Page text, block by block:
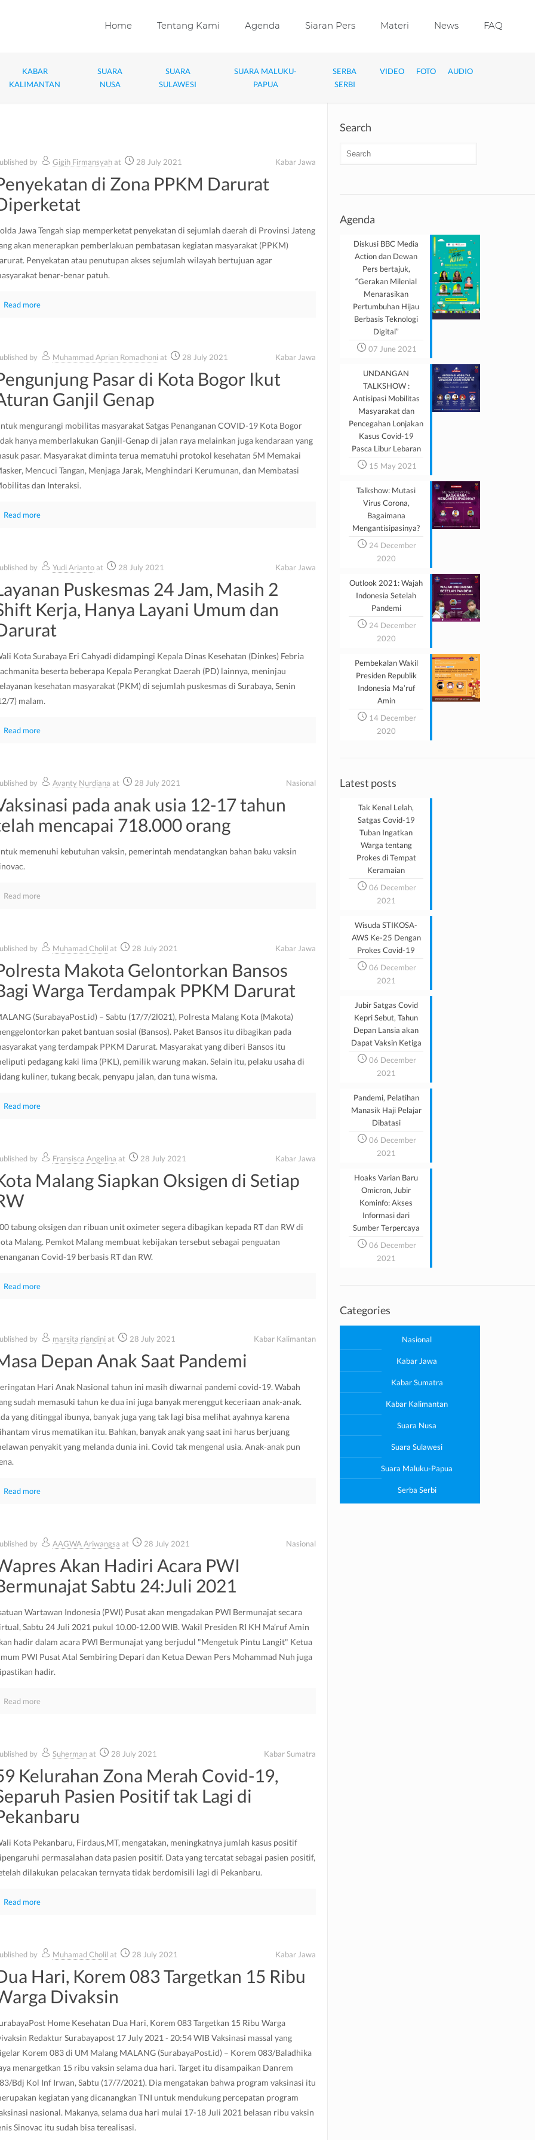
Home Tentang Kami Agenda Siaran Pers Materi News FAQ
KABAR
KALIMANTAN
SUARA
NUSA
SUARA
SULAWESI
SUARA MALUKU-
PAPUA
SERBA
SERBI
VIDEO FOTO AUDIO
by Gigih Firmansyahat 28 July 2021 Kabar Jawa
di Zona PPKM Darurat
Jawa Tengah siap memperketat penyekatan di sejumlah daerah di Provinsi Jateng
akan menerapkan pemberlakuan pembatasan kegiatan masyarakat (PPKM)
Penyekatan atau penutupan akses sejumlah wilayah bertujuan agar
benar-benar patuh.
Read more
by Muhammad Aprian Romadhoniat 28 July 2021 Kabar Jawa
Pasar di Kota Bogor Ikut
Ganjil Genap
mengurangi mobilitas masyarakat Satgas Penanganan COVID-19 Kota Bogor
hanya memberlakukan Ganjil-Genap di jalan raya melainkan juga kendaraan yang
pasar. Masyarakat diminta terua mematuhi protokol kesehatan 5M Memakai
Mencuci Tangan, Menjaga Jarak, Menghindari Kerumunan, dan Membatasi
dan Interaksi.
Read more
by Yudi Ariantoat 28 July 2021 Kabar Jawa
Puskesmas 24 Jam, Masih 2
Kerja, Hanya Layani Umum dan
Kota Surabaya Eri Cahyadi didampingi Kepala Dinas Kesehatan (Dinkes) Febria
beserta beberapa Kepala Perangkat Daerah (PD) lainnya, meninjau
kesehatan masyarakat (PKM) di sejumlah puskesmas di Surabaya, Senin
7) malam.
Read more
by Avanty Nurdiana at 28 July 2021 Nasional
pada anak usia 12-17 tahun
mencapai 718.000 orang
memenuhi kebutuhan vaksin, pemerintah mendatangkan bahan baku vaksin
Read more
by Muhamad Cholil at 28 July 2021 Kabar Jawa
Makota Gelontorkan Bansos
Warga Terdampak PPKM Darurat
(SurabayaPost.id) – Sabtu (17/7/2l021), Polresta Malang Kota (Makota)
paket bantuan sosial (Bansos). Paket Bansos itu dibagikan pada
yang terdampak PPKM Darurat. Masyarakat yang diberi Bansos itu
pedagang kaki lima (PKL), pemilik warung makan. Selain itu, pelaku usaha di
kuliner, tukang becak, penyapu jalan, dan tuna wisma.
Read more
by Fransisca Angelina at 28 July 2021 Kabar Jawa
Malang Siapkan Oksigen di Setiap
tabung oksigen dan ribuan unit oximeter segera dibagikan kepada RT dan RW di
Malang. Pemkot Malang membuat kebijakan tersebut sebagai penguatan
Covid-19 berbasis RT dan RW.
Read more
by marsita riandiniat 28 July 2021 Kabar Kalimantan
Depan Anak Saat Pandemi
Hari Anak Nasional tahun ini masih diwarnai pandemi covid-19. Wabah
sudah memasuki tahun ke dua ini juga banyak merenggut keceriaan anak-anak.
yang ditinggal ibunya, banyak juga yang tak lagi bisa melihat ayahnya karena
virus mematikan itu. Bahkan, banyak anak yang saat ini harus berjuang
penyakit yang melanda dunia ini. Covid tak mengenal usia. Anak-anak pun
Read more
by AAGWA Ariwangsa at 28 July 2021 Nasional
Akan Hadiri Acara PWI
Sabtu 24:Juli 2021
Wartawan Indonesia (PWI) Pusat akan mengadakan PWI Bermunajat secara
Sabtu 24 Juli 2021 pukul 10.00-12.00 WIB. Wakil Presiden RI KH Ma’ruf Amin
hadir dalam acara PWI Bermunajat yang berjudul "Mengetuk Pintu Langit" Ketua
PWI Pusat Atal Sembiring Depari dan Ketua Dewan Pers Mohammad Nuh juga
hadir.
Read more
by Suhermanat 28 July 2021 Kabar Sumatra
Kelurahan Zona Merah Covid-19,
Pasien Positif tak Lagi di
Kota Pekanbaru, Firdaus,MT, mengatakan, meningkatnya jumlah kasus positif
permasalahan data pasien positif. Data yang tercatat sebagai pasien positif,
dilakukan pelacakan ternyata tidak berdomisili lagi di Pekanbaru.
Read more
by Muhamad Cholil at 28 July 2021 Kabar Jawa
Hari, Korem 083 Targetkan 15 Ribu
Divaksin
Home Kesehatan Dua Hari, Korem 083 Targetkan 15 Ribu Warga
Redaktur Surabayapost 17 July 2021 - 20:54 WIB Vaksinasi massal yang
Korem 083 di UM Malang MALANG (SurabayaPost.id) – Korem 083/Baladhika
menargetkan 15 ribu vaksin selama dua hari. Target itu disampaikan Danrem
Bdj Kol Inf Irwan, Sabtu (17/7/2021). Dia mengatakan bahwa program vaksinasi itu
kegiatan yang dicanangkan TNI untuk mendukung percepatan program
nasional. Makanya, selama dua hari mulai 17-18 Juli 2021 belasan ribu vaksin
Sinovac itu sudah bisa terealisasi.
Search
Agenda
Diskusi BBC Media
Action dan Dewan
Pers bertajuk,
“Gerakan Milenial
Menarasikan
Pertumbuhan Hijau
Berbasis Teknologi
Digital”
07 June 2021
UNDANGAN
TALKSHOW :
Antisipasi Mobilitas
Masyarakat dan
Pencegahan Lonjakan
Kasus Covid-19
Pasca Libur Lebaran
15 May 2021
Talkshow: Mutasi
Virus Corona,
Bagaimana
Mengantisipasinya?
24 December
2020
Outlook 2021: Wajah
Indonesia Setelah
Pandemi
24 December
2020
Pembekalan Wakil
Presiden Republik
Indonesia Ma’ruf
Amin
14 December
2020
Latest posts
Tak Kenal Lelah,
Satgas Covid-19
Tuban Ingatkan
Warga tentang
Prokes di Tempat
Keramaian
06 December
2021
Wisuda STIKOSA-
AWS Ke-25 Dengan
Prokes Covid-19
06 December
2021
Jubir Satgas Covid
Kepri Sebut, Tahun
Depan Lansia akan
Dapat Vaksin Ketiga
06 December
2021
Pandemi, Pelatihan
Manasik Haji Pelajar
Dibatasi
06 December
2021
Hoaks Varian Baru
Omicron, Jubir
Kominfo: Akses
Informasi dari
Sumber Terpercaya
06 December
2021
Categories
Nasional
Kabar Jawa
Kabar Sumatra
Kabar Kalimantan
Suara Nusa
Suara Sulawesi
Suara Maluku-Papua
Serba Serbi